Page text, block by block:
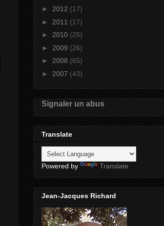
► 2012 (17)
► 2011 (17)
► 2010 (25)
► 2009 (26)
► 2008 (65)
► 2007 (43)
Signaler un abus
Translate
Powered by Translate
Jean-Jacques Richard